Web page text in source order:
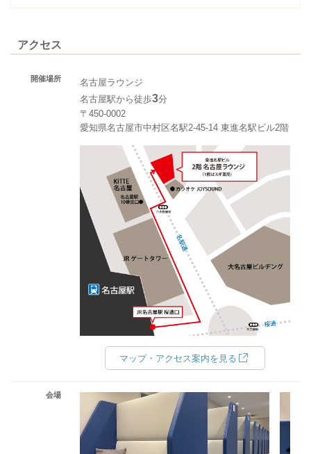
アクセス
開催場所
名古屋ラウンジ
名古屋駅から徒歩3分
〒450-0002
愛知県名古屋市中村区名駅2-45-14 東進名駅ビル2階
マップ・アクセス案内を見る
会場